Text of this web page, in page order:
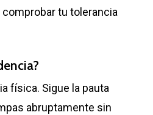
tu tolerancia
física. Sigue la pauta
abruptamente sin